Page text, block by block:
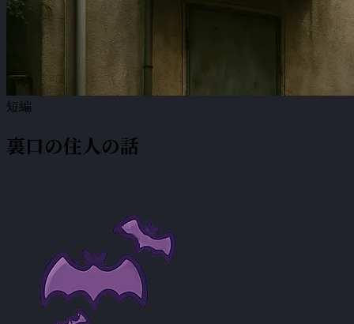
短編
裏口の住人の話